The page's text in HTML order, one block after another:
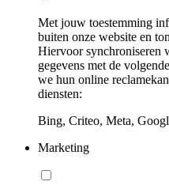
Met jouw toestemming
buiten onze website en
Hiervoor synchroniseren
gegevens met de
we hun online
diensten:
Bing, Criteo, Meta,
Marketing